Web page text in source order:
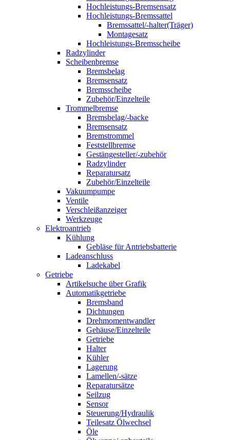
Hochleistungs-Bremsensatz
Hochleistungs-Bremssattel
Bremssattel/-halter(Träger)
Montagesatz
Hochleistungs-Bremsscheibe
Radzylinder
Scheibenbremse
Bremsbelag
Bremsensatz
Bremsscheibe
Zubehör/Einzelteile
Trommelbremse
Bremsbelag/-backe
Bremsensatz
Bremstrommel
Feststellbremse
Gestängesteller/-zubehör
Radzylinder
Reparatursatz
Zubehör/Einzelteile
Vakuumpumpe
Ventile
Verschleißanzeiger
Werkzeuge
Elektroantrieb
Kühlung
Gebläse für Antriebsbatterie
Ladeanschluss
Ladekabel
Getriebe
Artikelsuche über Grafik
Automatikgetriebe
Bremsband
Dichtungen
Drehmomentwandler
Gehäuse/Einzelteile
Getriebe
Halter
Kühler
Lagerung
Lamellen/-sätze
Reparatursätze
Seilzug
Sensor
Steuerung/Hydraulik
Teilesatz Ölwechsel
Öle